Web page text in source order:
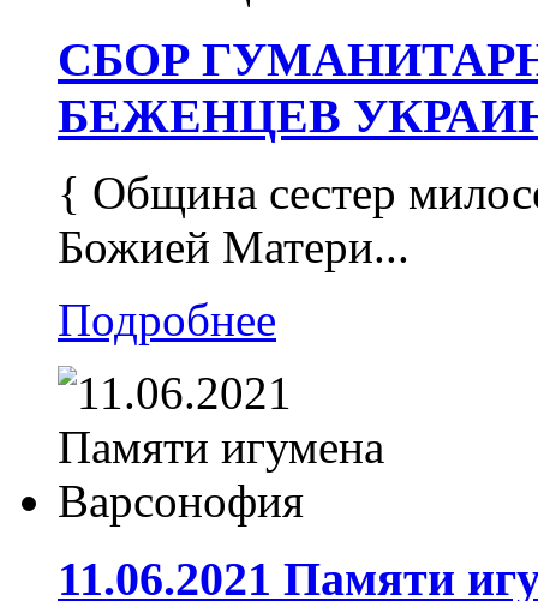
СБОР
БЕЖЕНЦЕВ
{ Община сестер
Божией Матери...
Подробнее
11.06.2021 Памяти